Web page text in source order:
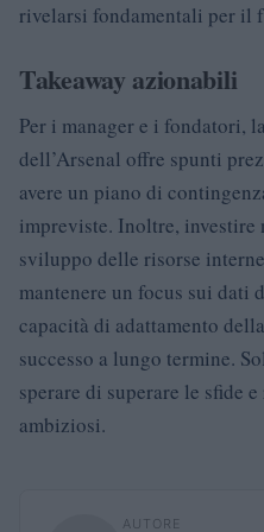
rivelarsi fondamentali per il
Takeaway azionabili
Per i manager e i fondatori,
dell’Arsenal offre spunti
avere un piano di
impreviste. Inoltre, investire
sviluppo delle risorse
mantenere un focus sui dati
capacità di adattamento
successo a lungo termine.
sperare di superare le sfide
ambiziosi.
AUTORE